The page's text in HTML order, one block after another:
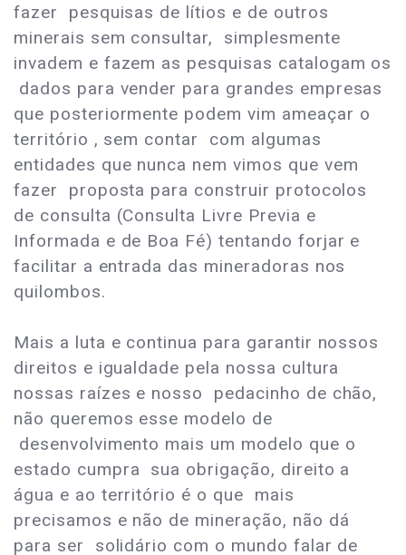
fazer pesquisas de lítios e de outros
minerais sem consultar, simplesmente
invadem e fazem as pesquisas catalogam os
dados para vender para grandes empresas
que posteriormente podem vim ameaçar o
território , sem contar com algumas
entidades que nunca nem vimos que vem
fazer proposta para construir protocolos
de consulta (Consulta Livre Previa e
Informada e de Boa Fé) tentando forjar e
facilitar a entrada das mineradoras nos
quilombos.
Mais a luta e continua para garantir nossos
direitos e igualdade pela nossa cultura
nossas raízes e nosso pedacinho de chão,
não queremos esse modelo de
desenvolvimento mais um modelo que o
estado cumpra sua obrigação, direito a
água e ao território é o que mais
precisamos e não de mineração, não dá
para ser solidário com o mundo falar de